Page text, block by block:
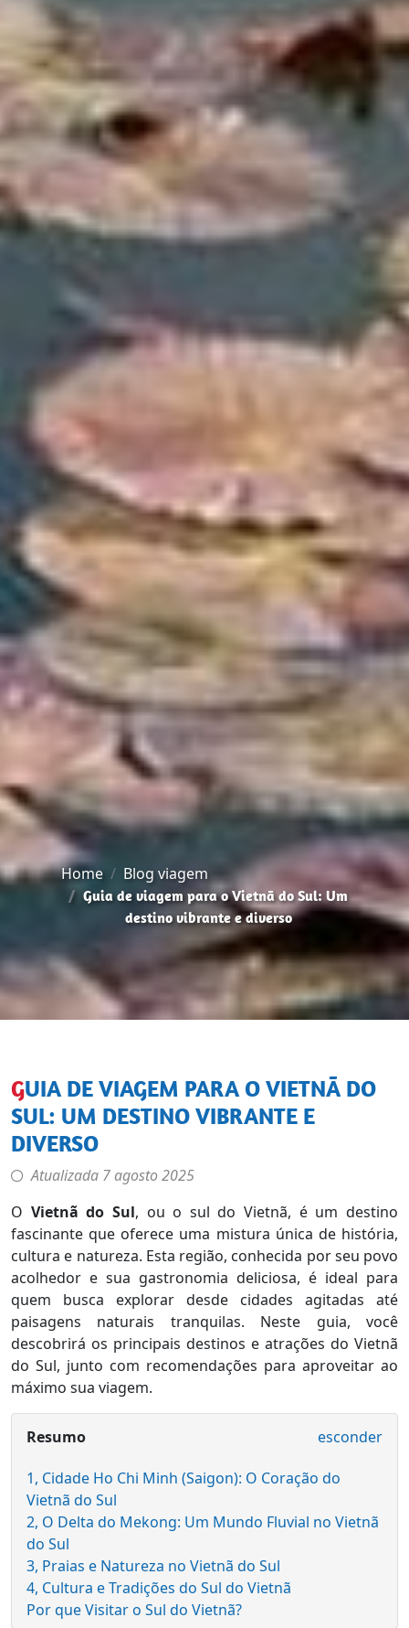
Home Blog viagem
Guia de viagem para o Vietnã do Sul: Um
destino vibrante e diverso
GUIA DE VIAGEM PARA O VIETNÃ DO
SUL: UM DESTINO VIBRANTE E
DIVERSO
Atualizada 7 agosto 2025
O Vietnã do Sul, ou o sul do Vietnã, é um destino
fascinante que oferece uma mistura única de história,
cultura e natureza. Esta região, conhecida por seu povo
acolhedor e sua gastronomia deliciosa, é ideal para
quem busca explorar desde cidades agitadas até
paisagens naturais tranquilas. Neste guia, você
descobrirá os principais destinos e atrações do Vietnã
do Sul, junto com recomendações para aproveitar ao
máximo sua viagem.
Resumo esconder
1, Cidade Ho Chi Minh (Saigon): O Coração do
Vietnã do Sul
2, O Delta do Mekong: Um Mundo Fluvial no Vietnã
do Sul
3, Praias e Natureza no Vietnã do Sul
4, Cultura e Tradições do Sul do Vietnã
Por que Visitar o Sul do Vietnã?